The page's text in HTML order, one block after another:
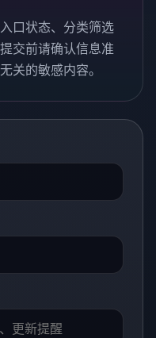
口状态、分类筛选
交前请确认信息准
关的敏感内容。